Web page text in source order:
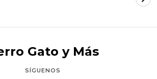
Gato y Más
SÍGUENOS